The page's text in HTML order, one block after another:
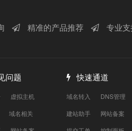
精准的产品推荐 专业
问题
虚拟主机
域名相关
快速通道
域名转入
DNS管理
建站助手
网站备案